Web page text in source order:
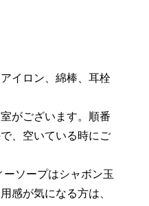
イロン、綿棒、耳栓
がございます。順番
、空いている時にご
ソープはシャボン玉
感が気になる方は、